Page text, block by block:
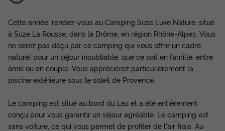
CHALET 2 personnes - Cabane perchée
Noyer - sans douche - avec wc et
kitchenette
Annulation gratuite
2 1
Accès wifi Réfrigérateur
Cette année, rendez-vous au Camping Suze Luxe Nature, situé
à Suze La Rousse, dans la Drôme, en région Rhône-Alpes. Vous
ne serez pas déçu par ce camping qui vous offre un cadre
naturel pour un séjour inoubliable, que ce soit en famille, entre
amis ou en couple. Vous apprécierez particulièrement la
piscine extérieure sous le soleil de Provence.
Le camping est situé au bord du Lez et a été entièrement
conçu pour vous garantir un séjour agréable. Le camping est
sans voiture, ce qui vous permet de profiter de l'air frais. Au